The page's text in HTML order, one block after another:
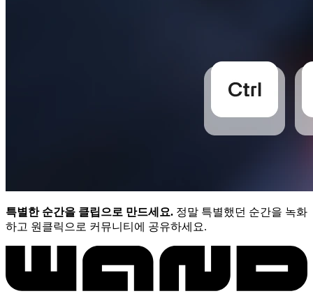
특별한 순간을 클립으로 만드세요. 정말 특별했던 순간을 녹화
하고 원클릭으로 커뮤니티에 공유하세요.